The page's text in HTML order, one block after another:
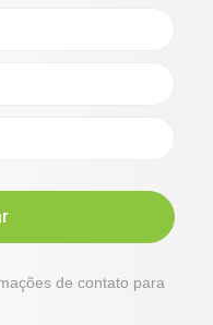
de contato para